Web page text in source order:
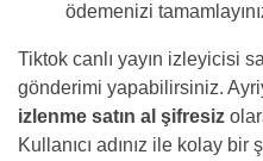
ödemenizi
Tiktok canlı yayın izleyicisi
gönderimi yapabilirsiniz.
izlenme satın al şifresiz
Kullanıcı adınız ile kolay bir